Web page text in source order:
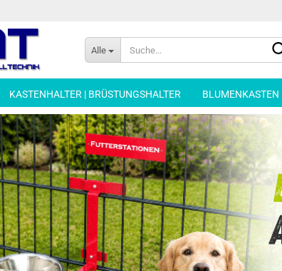
Alle
KASTENHALTER | BRÜSTUNGSHALTER BLUMENKASTEN